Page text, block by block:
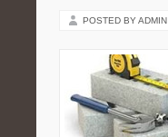
POSTED BY ADMIN